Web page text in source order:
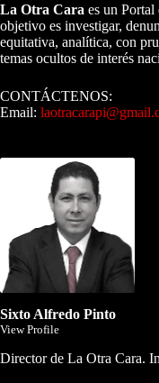
La Otra Cara es un
objetivo es investigar,
equitativa, analítica, con
temas ocultos de interés
CONTÁCTENOS:
Email:
Sixto Alfredo Pinto
View Profile
Director de La Otra Cara.